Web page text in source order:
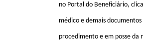
no Portal do Beneficiário,
médico e demais
procedimento e em posse